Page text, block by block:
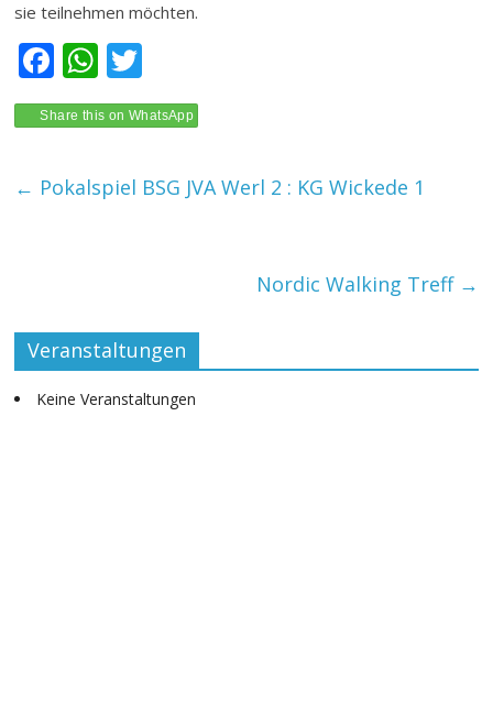
sie teilnehmen möchten.
F
ac
e
o
W
h
at
A
w
itt
Share this on WhatsApp
← Pokalspiel BSG JVA Werl 2 : KG Wickede 1
Nordic Walking Treff →
Veranstaltungen
Keine Veranstaltungen